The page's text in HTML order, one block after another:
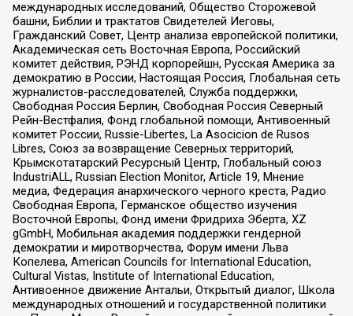
международных исследований, Общество Сторожевой
башни, Библии и трактатов Свидетелей Иеговы,
Гражданский Совет, Центр анализа европейской политики,
Академическая сеть Восточная Европа, Российский
комитет действия, РЭНД корпорейшн, Русская Америка за
демократию в России, Настоящая Россия, Глобальная сеть
журналистов-расследователей, Служба поддержки,
Свободная Россия Берлин, Свободная Россия Северный
Рейн-Вестфалия, Фонд глобальной помощи, Антивоенный
комитет России, Russie-Libertes, La Asocicion de Rusos
Libres, Союз за возвращение Северных территорий,
Крымскотатарский Ресурсный Центр, Глобальный союз
IndustriALL, Russian Election Monitor, Article 19, Мнение
медиа, Федерация анархического черного креста, Радио
Свободная Европа, Германское общество изучения
Восточной Европы, Фонд имени Фридриха Эберта, XZ
gGmbH, Мобильная академия поддержки гендерной
демократии и миротворчества, Форум имени Льва
Копелева, American Councils for International Education,
Cultural Vistas, Institute of International Education,
Антивоенное движение Антальи, Открытый диалог, Школа
международных отношений и государственной политики